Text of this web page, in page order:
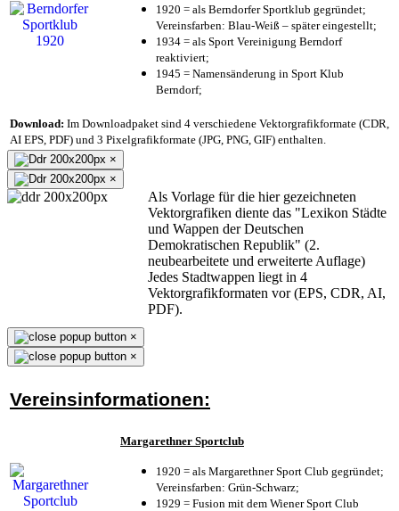
1920 = als Berndorfer Sportklub gegründet;
Vereinsfarben: Blau-Weiß – später eingestellt;
1934 = als Sport Vereinigung Berndorf
reaktiviert;
1945 = Namensänderung in Sport Klub
Berndorf;
Download: Im Downloadpaket sind 4 verschiedene Vektorgrafikformate (CDR,
AI EPS, PDF) und 3 Pixelgrafikformate (JPG, PNG, GIF) enthalten.
×
×
Als Vorlage für die hier gezeichneten
Vektorgrafiken diente das "Lexikon Städte
und Wappen der Deutschen
Demokratischen Republik" (2.
neubearbeitete und erweiterte Auflage)
Jedes Stadtwappen liegt in 4
Vektorgrafikformaten vor (EPS, CDR, AI,
PDF).
×
×
Vereinsinformationen:
Margarethner Sportclub
1920 = als Margarethner Sport Club gegründet;
Vereinsfarben: Grün-Schwarz;
1929 = Fusion mit dem Wiener Sport Club